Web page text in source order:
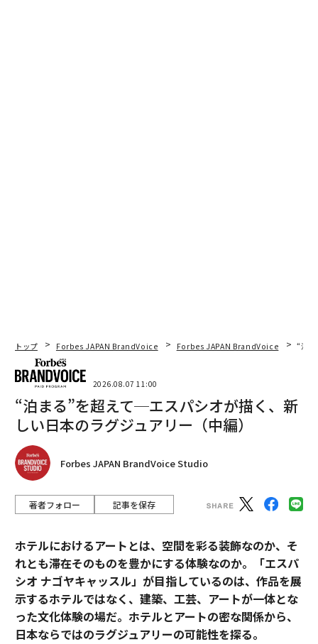
関連記事
先進ブランドが女子スポーツへの投資を加速させる理由
「スエードにエスカルゴしみ」もOK。劇団四季、B・マーズが預ける街の
洗濯屋さん
不確実な国際情勢に対応するリーダーの「センスメイキング」戦略
タグ： AI / 人工知能 意思決定
advertisement
トップ Forbes JAPAN BrandVoice Forbes JAPAN BrandVoice “泊
2026.08.07 11:00
“泊まる”を超えて─エスパシオが描く、新
しい日本のラグジュアリー（中編）
Forbes JAPAN BrandVoice Studio
著者フォロー 記事を保存
ホテルにおけるアートとは、空間を彩る装飾なのか、そ
れとも滞在そのものを豊かにする体験なのか。「エスパ
シオ ナゴヤキャッスル」が目指しているのは、作品を展
示するホテルではなく、建築、工芸、アートが一体とな
った文化体験の場だ。ホテルとアートの密な関係から、
日本ならではのラグジュアリーの可能性を探る。